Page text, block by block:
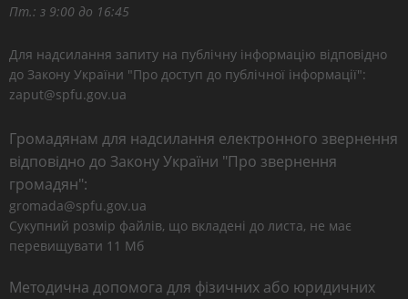
Пт.: з 9:00 до 16:45
Для надсилання запиту на публічну інформацію відповідно
до Закону України "Про доступ до публічної інформації":
zaput@spfu.gov.ua
Громадянам для надсилання електронного звернення
відповідно до Закону України "Про звернення
громадян":
gromada@spfu.gov.ua
Сукупний розмір файлів, що вкладені до листа, не має
перевищувати 11 Мб
Методична допомога для фізичних або юридичних